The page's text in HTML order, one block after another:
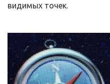
видимых точек.